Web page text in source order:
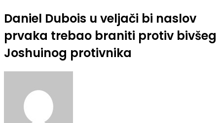
Daniel Dubois u veljači bi naslov
prvaka trebao braniti protiv bivšeg
Joshuinog protivnika